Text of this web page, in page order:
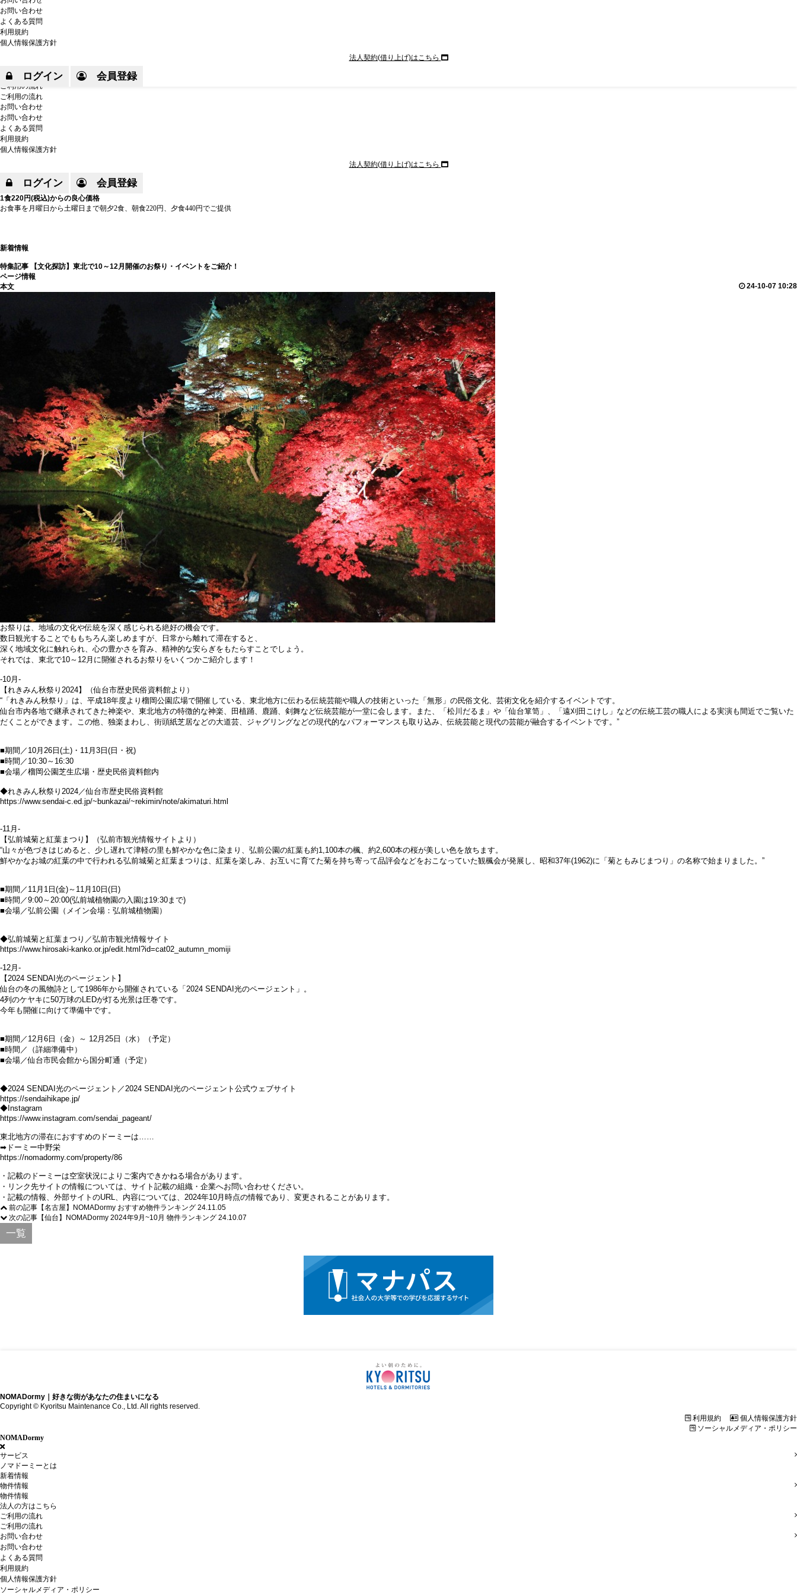
NOMADormy｜好きな街があなたの住まいになる
Mobile
Menu
サービス
ノマドーミーとは
新着情報
地図で見る
ご利用の流れ
ご利用の流れ
お問い合わせ
お問い合わせ
よくある質問
利用規約
個人情報保護方針
法人契約(借り上げ)はこちら
ログイン 会員登録
お問い合わせ
よくある質問
利用規約
個人情報保護方針
法人契約(借り上げ)はこちら
ログイン 会員登録
1食220円(税込)からの良心価格
お食事を月曜日から土曜日まで朝夕2食、朝食220円、夕食440円でご提供
新着情報
特集記事
【文化探訪】東北で10～12月開催のお祭り・イベントをご紹介！
ページ情報
24-10-07 10:28
本文
お祭りは、地域の文化や伝統を深く感じられる絶好の機会です。
数日観光することでももちろん楽しめますが、日常から離れて滞在すると、
深く地域文化に触れられ、心の豊かさを育み、精神的な安らぎをもたらすことでしょう。
それでは、東北で10～12月に開催されるお祭りをいくつかご紹介します！
-10月-
【れきみん秋祭り2024】（仙台市歴史民俗資料館より）
“「れきみん秋祭り」は、平成18年度より榴岡公園広場で開催している、東北地方に伝わる伝統芸能や職人の技術といった「無形」の民俗文化、芸術文化を紹介するイベントです。
仙台市内各地で継承されてきた神楽や、東北地方の特徴的な神楽、田植踊、鹿踊、剣舞など伝統芸能が一堂に会します。また、「松川だるま」や「仙台箪笥」、「遠刈田こけし」などの伝統工芸の職人による実演も間近でご覧いた
だくことができます。この他、独楽まわし、街頭紙芝居などの大道芸、ジャグリングなどの現代的なパフォーマンスも取り込み、伝統芸能と現代の芸能が融合するイベントです。”
■期間／10月26日(土)・11月3日(日・祝)
■時間／10:30～16:30
■会場／榴岡公園芝生広場・歴史民俗資料館内
◆れきみん秋祭り2024／仙台市歴史民俗資料館
https://www.sendai-c.ed.jp/~bunkazai/~rekimin/note/akimaturi.html
-11月-
【弘前城菊と紅葉まつり】（弘前市観光情報サイトより）
“山々が色づきはじめると、少し遅れて津軽の里も鮮やかな色に染まり、弘前公園の紅葉も約1,100本の楓、約2,600本の桜が美しい色を放ちます。
鮮やかなお城の紅葉の中で行われる弘前城菊と紅葉まつりは、紅葉を楽しみ、お互いに育てた菊を持ち寄って品評会などをおこなっていた観楓会が発展し、昭和37年(1962)に「菊ともみじまつり」の名称で始まりました。”
■期間／11月1日(金)～11月10日(日)
■時間／9:00～20:00(弘前城植物園の入園は19:30まで)
■会場／弘前公園（メイン会場：弘前城植物園）
◆弘前城菊と紅葉まつり／弘前市観光情報サイト
https://www.hirosaki-kanko.or.jp/edit.html?id=cat02_autumn_momiji
-12月-
【2024 SENDAI光のページェント】
仙台の冬の風物詩として1986年から開催されている「2024 SENDAI光のページェント」。
4列のケヤキに50万球のLEDが灯る光景は圧巻です。
今年も開催に向けて準備中です。
■期間／12月6日（金）～ 12月25日（水）（予定）
■時間／（詳細準備中）
■会場／仙台市民会館から国分町通（予定）
◆2024 SENDAI光のページェント／2024 SENDAI光のページェント公式ウェブサイト
https://sendaihikape.jp/
◆Instagram
https://www.instagram.com/sendai_pageant/
東北地方の滞在におすすめのドーミーは……
➡ドーミー中野栄
https://nomadormy.com/property/86
・記載のドーミーは空室状況によりご案内できかねる場合があります。
・リンク先サイトの情報については、サイト記載の組織・企業へお問い合わせください。
・記載の情報、外部サイトのURL、内容については、2024年10月時点の情報であり、変更されることがあります。
前の記事 【名古屋】NOMADormy おすすめ物件ランキング 24.11.05
次の記事 【仙台】NOMADormy 2024年9月~10月 物件ランキング 24.10.07
一覧
NOMADormy｜好きな街があなたの住まいになる
Copyright © Kyoritsu Maintenance Co., Ltd. All rights reserved.
利用規約
個⼈情報保護⽅針
ソーシャルメディア・ポリシー
NOMADormy
サービス
ノマドーミーとは
新着情報
物件情報
物件情報
法人の方はこちら
ご利用の流れ
ご利用の流れ
お問い合わせ
お問い合わせ
よくある質問
利用規約
個人情報保護方針
ソーシャルメディア・ポリシー